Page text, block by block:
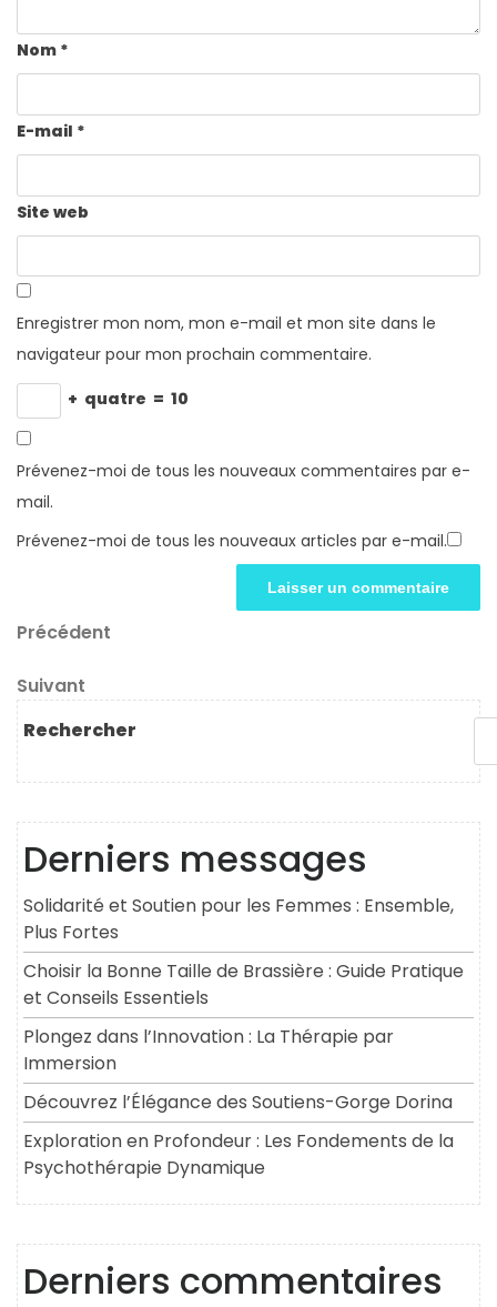
Nom *
E-mail *
Site web
Enregistrer mon nom, mon e-mail et mon site dans le
navigateur pour mon prochain commentaire.
+ quatre = 10
Prévenez-moi de tous les nouveaux commentaires par e-
mail.
Prévenez-moi de tous les nouveaux articles par e-mail.
Navigation
de
l’article
Article
Précédent
Article
suivant
Suivant
Rechercher
Derniers messages
Solidarité et Soutien pour les Femmes : Ensemble,
Plus Fortes
Choisir la Bonne Taille de Brassière : Guide Pratique
et Conseils Essentiels
Plongez dans l’Innovation : La Thérapie par
Immersion
Découvrez l’Élégance des Soutiens-Gorge Dorina
Exploration en Profondeur : Les Fondements de la
Psychothérapie Dynamique
Derniers commentaires